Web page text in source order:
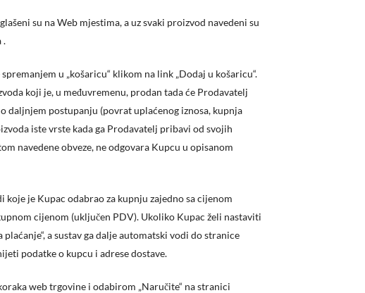
su na Web mjestima, a uz svaki proizvod navedeni su
.
u „košaricu“ klikom na link „Dodaj u košaricu“.
koji je, u međuvremenu, prodan tada će Prodavatelj
daljnjem postupanju (povrat uplaćenog iznosa, kupnja
iste vrste kada ga Prodavatelj pribavi od svojih
navedene obveze, ne odgovara Kupcu u opisanom
koje je Kupac odabrao za kupnju zajedno sa cijenom
cijenom (uključen PDV). Ukoliko Kupac želi nastaviti
a sustav ga dalje automatski vodi do stranice
podatke o kupcu i adrese dostave.
web trgovine i odabirom „Naručite“ na stranici